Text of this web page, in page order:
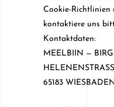
Cookie-Richtlinien
kontaktiere uns
Kontaktdaten:
MEELBIIN —
65183